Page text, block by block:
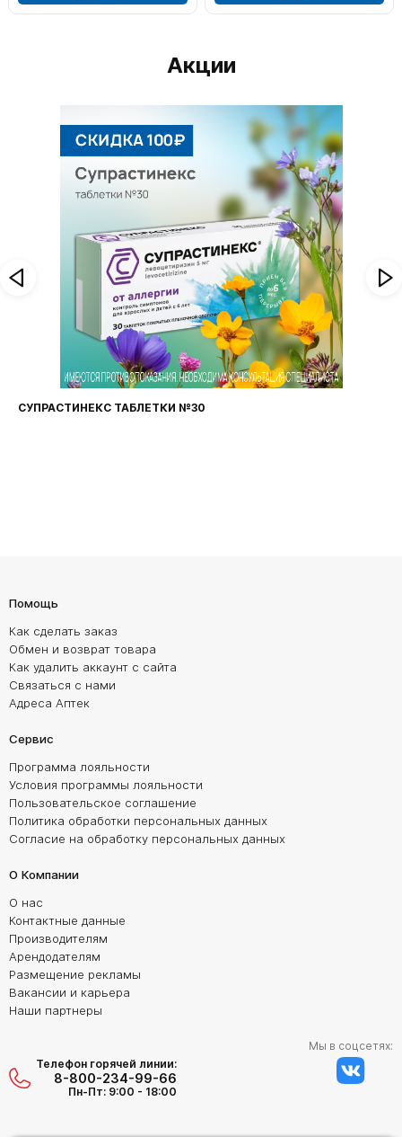
Акции
СУПРАСТИНЕКС ТАБЛЕТКИ №30
Помощь
Как сделать заказ
Обмен и возврат товара
Как удалить аккаунт с сайта
Связаться с нами
Адреса Аптек
Сервис
Программа лояльности
Условия программы лояльности
Пользовательское соглашение
Политика обработки персональных данных
Согласие на обработку персональных данных
О Компании
О нас
Контактные данные
Производителям
Арендодателям
Размещение рекламы
Вакансии и карьера
Наши партнеры
Телефон горячей линии:
8-800-234-99-66
Пн-Пт: 9:00 - 18:00
Мы в соцсетях: